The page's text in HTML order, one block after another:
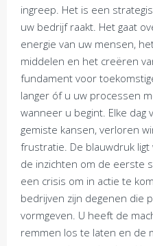
ingreep. Het is een
uw bedrijf raakt. Het gaat
energie van uw mensen,
middelen en het creëren
fundament voor
langer óf u uw processen
wanneer u begint. Elke dag
gemiste kansen, verloren
frustratie. De blauwdruk
de inzichten om de eerste
een crisis om in actie te
bedrijven zijn degenen die
vormgeven. U heeft de
remmen los te laten en de